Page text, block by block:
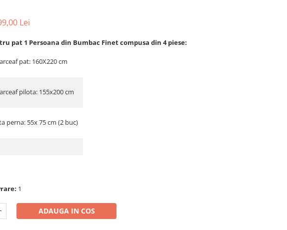
Lei
pat 1 Persoana din Bumbac Finet compusa din 4 piese:
pat: 160X220 cm
pilota: 155x200 cm
perna: 55x 75 cm (2 buc)
1
ADAUGA IN COS